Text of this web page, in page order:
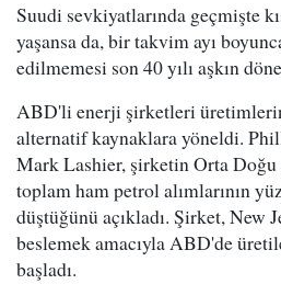
Suudi sevkiyatlarında geçmişte
yaşansa da, bir takvim ayı
edilmemesi son 40 yılı aşkın
ABD'li enerji şirketleri
alternatif kaynaklara yöneldi.
Mark Lashier, şirketin Orta Doğu
toplam ham petrol alımlarının
düştüğünü açıkladı. Şirket, New
beslemek amacıyla ABD'de
başladı.